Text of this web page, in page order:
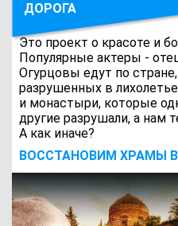
ДОРОГА
Это проект о красоте и
Популярные актеры -
Огурцовы едут по
разрушенных в
и монастыри, которые
другие разрушали, а нам
А как иначе?
ВОCСТАНОВИМ ХРАМЫ